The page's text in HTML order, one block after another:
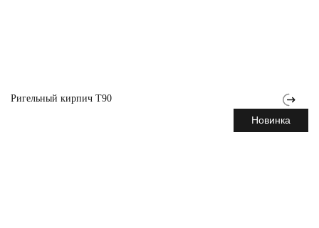
Ригельный кирпич T90
Новинка